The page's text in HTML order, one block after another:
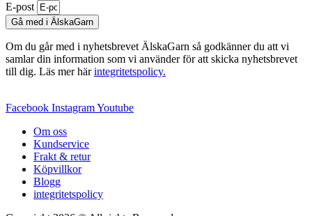
E-post
Gå med i ÄlskaGarn
Om du går med i nyhetsbrevet ÄlskaGarn så godkänner du att vi
samlar din information som vi använder för att skicka nyhetsbrevet
till dig. Läs mer härintegritetspolicy.
Facebook InstagramYoutube
Om oss
Kundservice
Frakt & retur
Köpvillkor
Blogg
integritetspolicy